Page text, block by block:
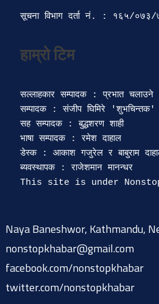
सूचना विभाग दर्ता‍ नं. : १६५/०७३/
हाम्रो टिम
सल्लाहकार सम्पादक : प्रभात चलाउने
सम्पादक : संजीप घिमिरे 'शुभचिन्तक'
सह सम्पादक : बुद्धशरण शाही
भाषा सम्पादक : रमेश दाहाल
डेस्क : आकाश गजुरेल र बाबुराम
ब्यवस्थापक : राजेशमान मानन्धर
Naya Baneshwor, Kathmandu,
nonstopkhabar@gmail.com
facebook.com/nonstopkhabar
twitter.com/nonstopkhabar